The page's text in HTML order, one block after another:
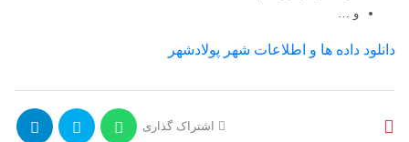
و …
دانلود داده ها و اطلاعات شهر پولادشهر
اشتراک گذاری